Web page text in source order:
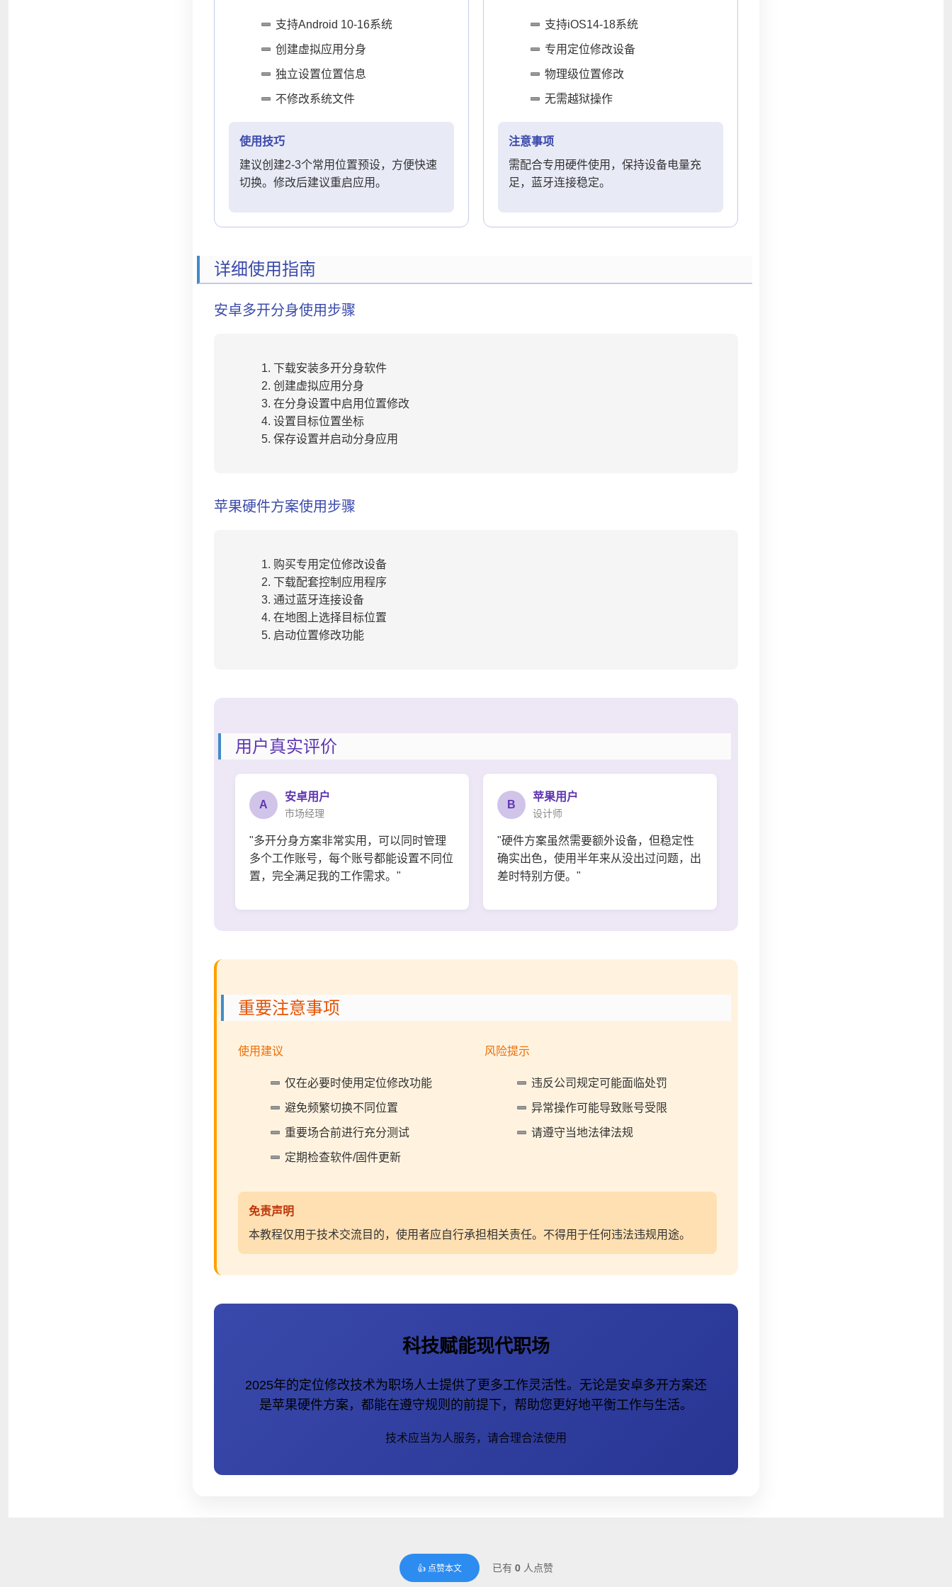
支持Android 10-16系统
创建虚拟应用分身
独立设置位置信息
不修改系统文件
使用技巧
建议创建2-3个常用位置预设，方便快速
切换。修改后建议重启应用。
支持iOS14-18系统
专用定位修改设备
物理级位置修改
无需越狱操作
注意事项
需配合专用硬件使用，保持设备电量充
足，蓝牙连接稳定。
详细使用指南
安卓多开分身使用步骤
下载安装多开分身软件
创建虚拟应用分身
在分身设置中启用位置修改
设置目标位置坐标
保存设置并启动分身应用
苹果硬件方案使用步骤
购买专用定位修改设备
下载配套控制应用程序
通过蓝牙连接设备
在地图上选择目标位置
启动位置修改功能
用户真实评价
A
安卓用户
市场经理
"多开分身方案非常实用，可以同时管理
多个工作账号，每个账号都能设置不同位
置，完全满足我的工作需求。"
B
苹果用户
设计师
"硬件方案虽然需要额外设备，但稳定性
确实出色，使用半年来从没出过问题，出
差时特别方便。"
重要注意事项
使用建议
仅在必要时使用定位修改功能
避免频繁切换不同位置
重要场合前进行充分测试
定期检查软件/固件更新
风险提示
违反公司规定可能面临处罚
异常操作可能导致账号受限
请遵守当地法律法规
免责声明
本教程仅用于技术交流目的，使用者应自行承担相关责任。不得用于任何违法违规用途。
科技赋能现代职场
2025年的定位修改技术为职场人士提供了更多工作灵活性。无论是安卓多开方案还
是苹果硬件方案，都能在遵守规则的前提下，帮助您更好地平衡工作与生活。
技术应当为人服务，请合理合法使用
👍 点赞本文 已有 0人点赞